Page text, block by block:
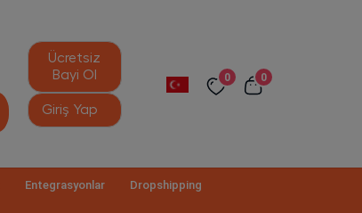
Ücretsiz
Bayi Ol
Giriş Yap
0 0
Entegrasyonlar Dropshipping